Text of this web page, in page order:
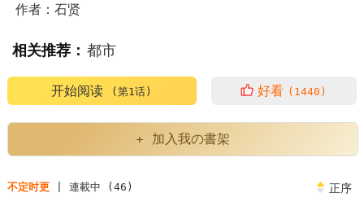
作者：石贤
相关推荐： 都市
开始阅读 (第1话) 好看 (1440)
+ 加入我の書架
不定时更| 連載中 (46) 正序